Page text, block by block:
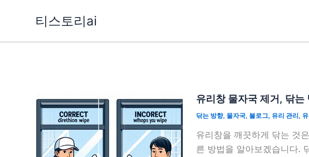
티스토리ai
유리창 물자국 제거, 닦는
닦는 방향, 물자국, 블로그, 유리 관리,
유리창을 깨끗하게 닦는 것
른 방법을 알아보겠습니다.